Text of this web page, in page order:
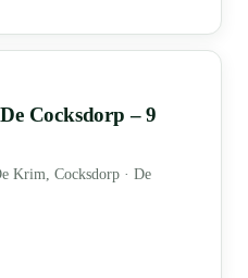
Cocksdorp – 9
Krim, Cocksdorp · De